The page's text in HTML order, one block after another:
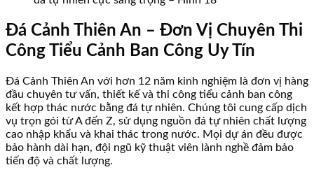
Đá Cảnh Thiên An – Đơn Vị Chuyên Thi
Công Tiểu Cảnh Ban Công Uy Tín
Đá Cảnh Thiên An với hơn 12 năm kinh nghiệm là đơn vị hàng
đầu chuyên tư vấn, thiết kế và thi công tiểu cảnh ban công
kết hợp thác nước bằng đá tự nhiên. Chúng tôi cung cấp dịch
vụ trọn gói từ A đến Z, sử dụng nguồn đá tự nhiên chất lượng
cao nhập khẩu và khai thác trong nước. Mọi dự án đều được
bảo hành dài hạn, đội ngũ kỹ thuật viên lành nghề đảm bảo
tiến độ và chất lượng.